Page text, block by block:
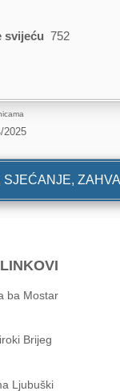
svijeću 752
2025
ba Mostar
Brijeg
Ljubuški